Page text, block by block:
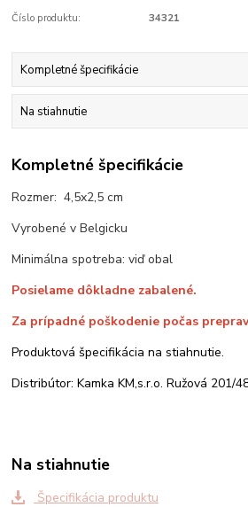
Číslo produktu: 34321
Kompletné špecifikácie
Na stiahnutie
Kompletné špecifikácie
Rozmer: 4,5x2,5 cm
Vyrobené v Belgicku
Minimálna spotreba: viď obal
Posielame dôkladne zabalené.
Za prípadné poškodenie počas
Produktová špecifikácia na stiahnutie.
Distribútor: Kamka KM,s.r.o. Ružová 201/
Na stiahnutie
Špecifikácia produktu